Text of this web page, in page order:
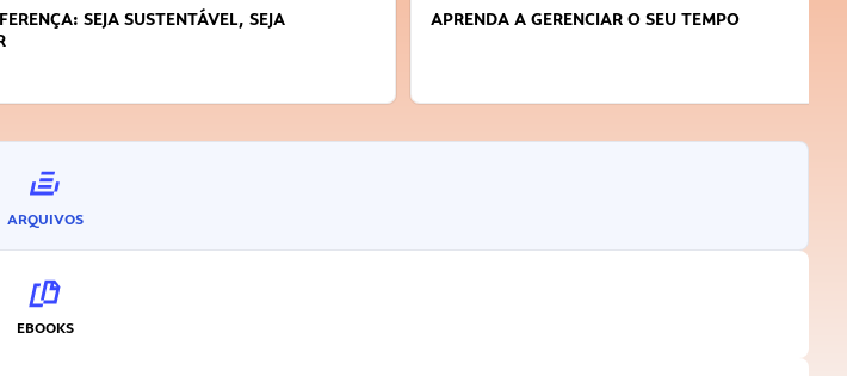
SUSTENTÁVEL, SEJA
APRENDA A GERENCIAR O SEU TEMPO
ARQUIVOS
EBOOKS